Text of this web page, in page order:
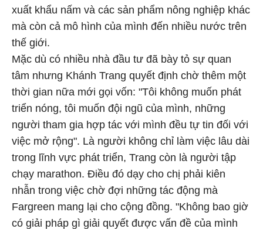
xuất khẩu nấm và các sản phẩm nông nghiệp khác
mà còn cả mô hình của mình đến nhiều nước trên
thế giới.
Mặc dù có nhiều nhà đầu tư đã bày tỏ sự quan
tâm nhưng Khánh Trang quyết định chờ thêm một
thời gian nữa mới gọi vốn: "Tôi không muốn phát
triển nóng, tôi muốn đội ngũ của mình, những
người tham gia hợp tác với mình đều tự tin đối với
việc mở rộng". Là người không chỉ làm việc lâu dài
trong lĩnh vực phát triển, Trang còn là người tập
chạy marathon. Điều đó dạy cho chị phải kiên
nhẫn trong việc chờ đợi những tác động mà
Fargreen mang lại cho cộng đồng. "Không bao giờ
có giải pháp gì giải quyết được vấn đề của mình